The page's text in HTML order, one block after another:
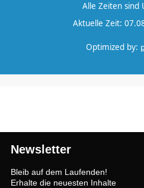
Alle Zeiten sind
Aktuelle Zeit:
Optimized by:
Newsletter
Bleib auf dem Laufenden!
Erhalte die neuesten Inhalte